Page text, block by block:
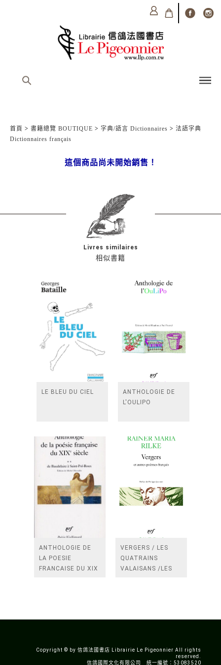
首頁 > 書籍總覽 BOUTIQUE > 字典/語言 Dictionnaires > 法語字典
Dictionnaires français
這個商品尚未開始銷售！
相似書籍
Livres similaires
LE BLEU DU CIEL
ANTHOLOGIE DE
L'OULIPO
ANTHOLOGIE DE
LA POESIE
FRANCAISE DU XIX
VERGERS / LES
QUATRAINS
VALAISANS /LES
Copyright © by 信鴿法國書店 Librairie Le Pigeonnier All rights
reserved.
信鴿國際文化有限公司 統一編號：53083520